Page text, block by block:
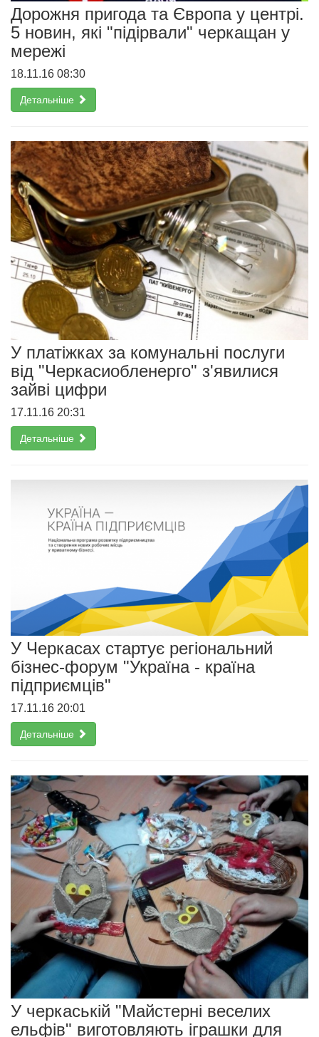
Дорожня пригода та Європа у центрі.
5 новин, які "підірвали" черкащан у
мережі
18.11.16 08:30
Детальніше
У платіжках за комунальні послуги
від "Черкасиобленерго" з'явилися
зайві цифри
17.11.16 20:31
Детальніше
У Черкасах стартує регіональний
бізнес-форум "Україна - країна
підприємців"
17.11.16 20:01
Детальніше
У черкаській "Майстерні веселих
ельфів" виготовляють іграшки для